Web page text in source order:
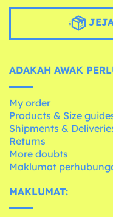
ADAKAH AWAK
My order
Products & Size
Shipments &
Returns
More doubts
Maklumat
MAKLUMAT: